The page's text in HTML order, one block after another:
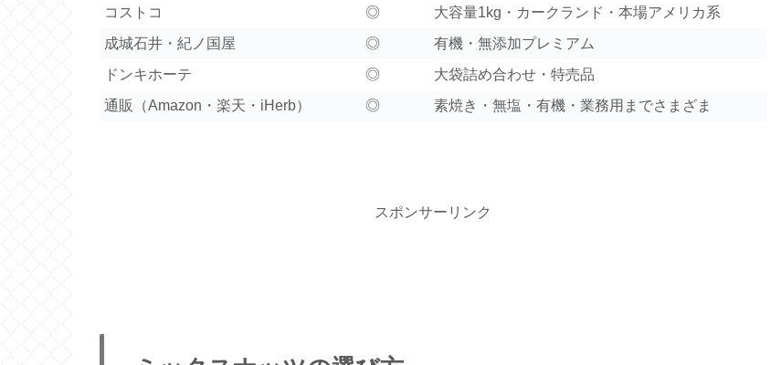
コストコ
◎
大容量1kg・カークランド・本場アメリカ系
成城石井・紀ノ国屋
◎
有機・無添加プレミアム
ドンキホーテ
◎
大袋詰め合わせ・特売品
通販（Amazon・楽天・iHerb）
◎ 素焼き・無塩・有機・業務用までさまざま
スポンサーリンク